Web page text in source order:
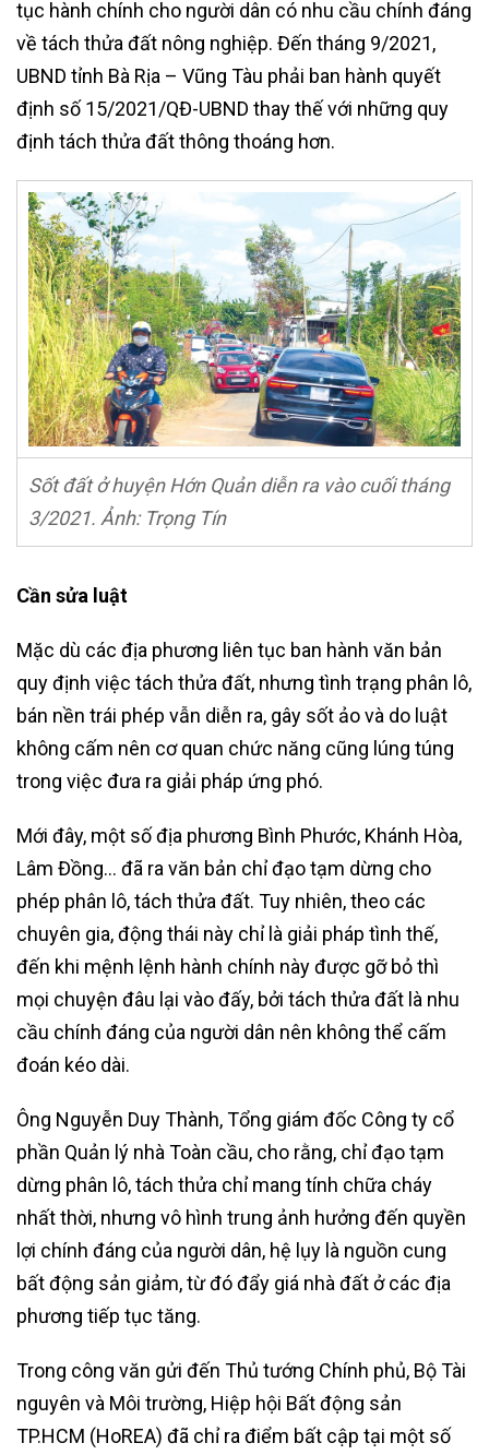
tục hành chính cho người dân có nhu cầu chính đáng
về tách thửa đất nông nghiệp. Đến tháng 9/2021,
UBND tỉnh Bà Rịa – Vũng Tàu phải ban hành quyết
định số 15/2021/QĐ-UBND thay thế với những quy
định tách thửa đất thông thoáng hơn.
Sốt đất ở huyện Hớn Quản diễn ra vào cuối tháng
3/2021. Ảnh: Trọng Tín
Cần sửa luật
Mặc dù các địa phương liên tục ban hành văn bản
quy định việc tách thửa đất, nhưng tình trạng phân lô,
bán nền trái phép vẫn diễn ra, gây sốt ảo và do luật
không cấm nên cơ quan chức năng cũng lúng túng
trong việc đưa ra giải pháp ứng phó.
Mới đây, một số địa phương Bình Phước, Khánh Hòa,
Lâm Đồng… đã ra văn bản chỉ đạo tạm dừng cho
phép phân lô, tách thửa đất. Tuy nhiên, theo các
chuyên gia, động thái này chỉ là giải pháp tình thế,
đến khi mệnh lệnh hành chính này được gỡ bỏ thì
mọi chuyện đâu lại vào đấy, bởi tách thửa đất là nhu
cầu chính đáng của người dân nên không thể cấm
đoán kéo dài.
Ông Nguyễn Duy Thành, Tổng giám đốc Công ty cổ
phần Quản lý nhà Toàn cầu, cho rằng, chỉ đạo tạm
dừng phân lô, tách thửa chỉ mang tính chữa cháy
nhất thời, nhưng vô hình trung ảnh hưởng đến quyền
lợi chính đáng của người dân, hệ lụy là nguồn cung
bất động sản giảm, từ đó đẩy giá nhà đất ở các địa
phương tiếp tục tăng.
Trong công văn gửi đến Thủ tướng Chính phủ, Bộ Tài
nguyên và Môi trường, Hiệp hội Bất động sản
TP.HCM (HoREA) đã chỉ ra điểm bất cập tại một số